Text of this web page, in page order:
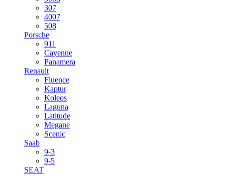
307
4007
508
Porsche
911
Cayenne
Panamera
Renault
Fluence
Kaptur
Koleos
Laguna
Latitude
Megane
Scenic
Saab
9-3
9-5
SEAT